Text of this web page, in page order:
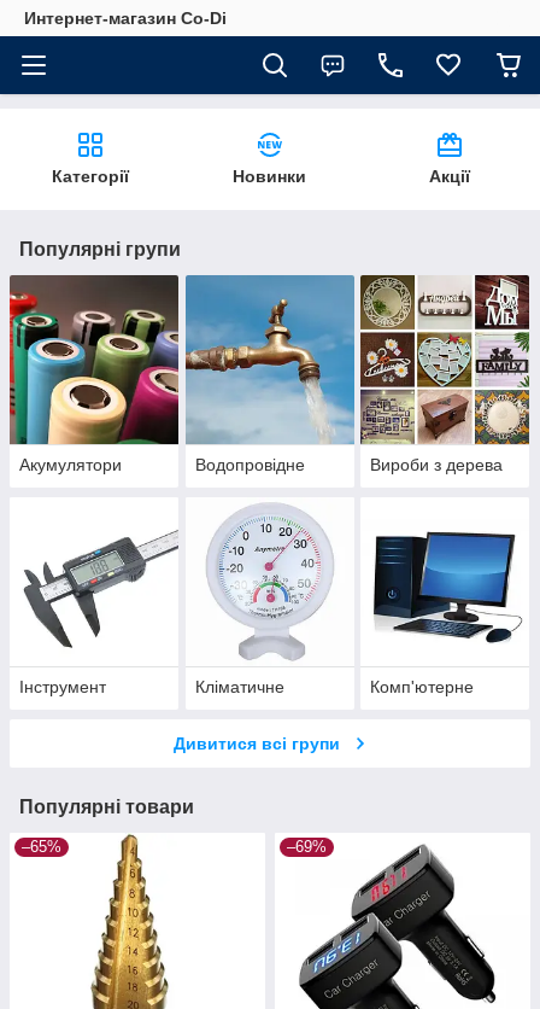
Интернет-магазин Co-Di
Категорії Новинки Акції
Популярні групи
Акумулятори Водопровідне Вироби з дерева
Інструмент Кліматичне Комп'ютерне
Дивитися всі групи
Популярні товари
–65% –69%